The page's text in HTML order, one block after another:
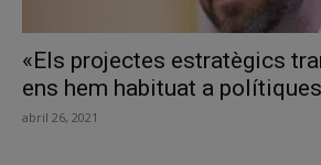
«Els projectes estratègics
ens hem habituat a
abril 26, 2021